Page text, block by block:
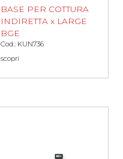
BASE PER COTTURA
INDIRETTA x LARGE
BGE
Cod.: KUN736
scopri